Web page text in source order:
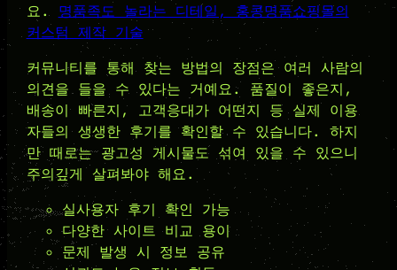
요. 명품족도 놀라는 디테일, 홍콩명품쇼핑몰의
커스텀 제작 기술
커뮤니티를 통해 찾는 방법의 장점은 여러 사람의
의견을 들을 수 있다는 거예요. 품질이 좋은지,
배송이 빠른지, 고객응대가 어떤지 등 실제 이용
자들의 생생한 후기를 확인할 수 있습니다. 하지
만 때로는 광고성 게시물도 섞여 있을 수 있으니
주의깊게 살펴봐야 해요.
실사용자 후기 확인 가능
다양한 사이트 비교 용이
문제 발생 시 정보 공유